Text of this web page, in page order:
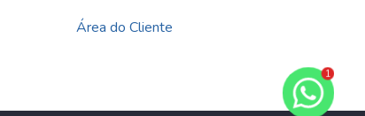
Área do Cliente
1